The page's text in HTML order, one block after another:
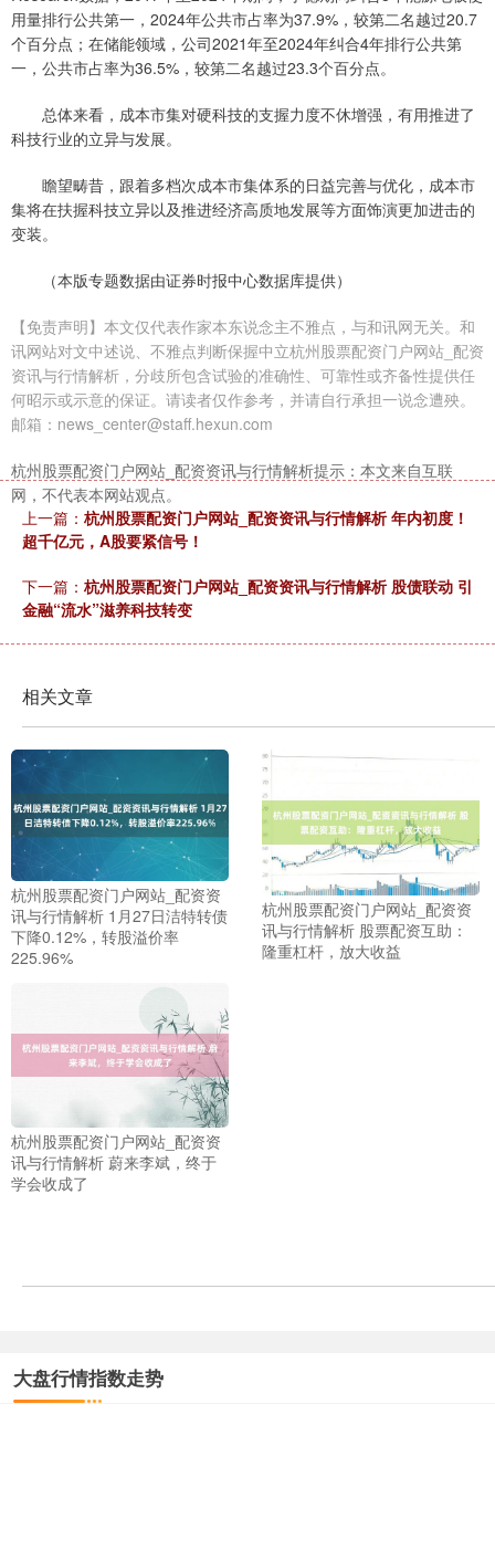
用量排行公共第一，2024年公共市占率为37.9%，较第二名越过20.7
个百分点；在储能领域，公司2021年至2024年纠合4年排行公共第
一，公共市占率为36.5%，较第二名越过23.3个百分点。
总体来看，成本市集对硬科技的支握力度不休增强，有用推进了
科技行业的立异与发展。
瞻望畴昔，跟着多档次成本市集体系的日益完善与优化，成本市
集将在扶握科技立异以及推进经济高质地发展等方面饰演更加进击的
变装。
（本版专题数据由证券时报中心数据库提供）
【免责声明】本文仅代表作家本东说念主不雅点，与和讯网无关。和
讯网站对文中述说、不雅点判断保握中立杭州股票配资门户网站_配资
资讯与行情解析，分歧所包含试验的准确性、可靠性或齐备性提供任
何昭示或示意的保证。请读者仅作参考，并请自行承担一说念遭殃。
邮箱：news_center@staff.hexun.com
杭州股票配资门户网站_配资资讯与行情解析提示：本文来自互联
网，不代表本网站观点。
上一篇： 杭州股票配资门户网站_配资资讯与行情解析 年内初度！
超千亿元，A股要紧信号！
下一篇： 杭州股票配资门户网站_配资资讯与行情解析 股债联动 引
金融“流水”滋养科技转变
相关文章
杭州股票配资门户网站_配资资
讯与行情解析 1月27日洁特转债
下降0.12%，转股溢价率
225.96%
杭州股票配资门户网站_配资资
讯与行情解析 股票配资互助：
隆重杠杆，放大收益
杭州股票配资门户网站_配资资
讯与行情解析 蔚来李斌，终于
学会收成了
大盘行情指数走势